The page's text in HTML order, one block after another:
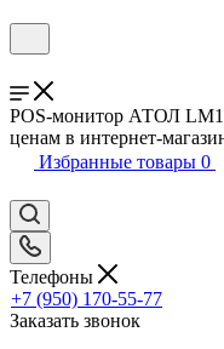
POS-монитор АТОЛ
ценам в интернет-
Избранные товары 0
Телефоны
+7 (950) 170-55-77
Заказать звонок